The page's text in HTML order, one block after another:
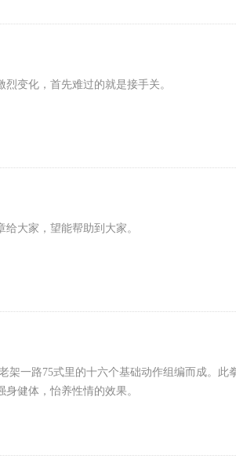
变化，首先难过的就是接手关。
大家，望能帮助到大家。
架一路75式里的十六个基础动作组编而成。
健体，怡养性情的效果。